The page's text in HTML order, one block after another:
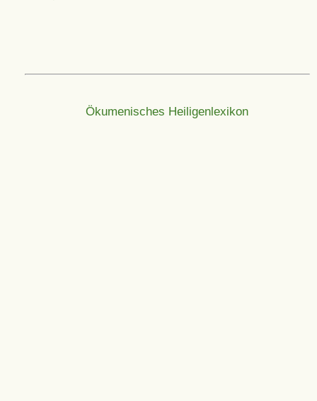
Ökumenisches Heiligenlexikon